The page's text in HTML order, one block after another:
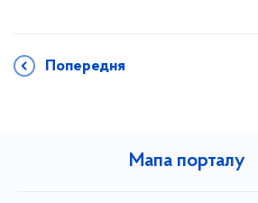
Попередня
Мапа порталу